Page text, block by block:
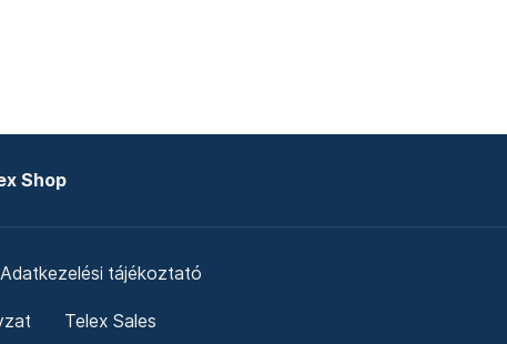
Shop
Adatkezelési tájékoztató
Telex Sales